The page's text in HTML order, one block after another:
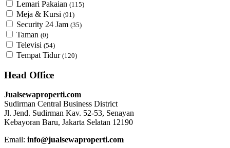
Lemari Pakaian (115)
Meja & Kursi (91)
Security 24 Jam (35)
Taman (0)
Televisi (54)
Tempat Tidur (120)
Head Office
Jualsewaproperti.com
Sudirman Central Business District
Jl. Jend. Sudirman Kav. 52-53, Senayan
Kebayoran Baru, Jakarta Selatan 12190
Email: info@jualsewaproperti.com